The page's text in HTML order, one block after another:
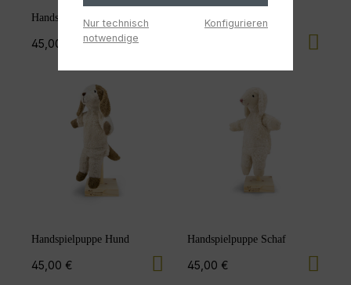
Handspielpuppe Bär
45,00 €
Handspielpuppe Hase
Handspielpuppe Hund
45,00 €
Handspielpuppe Schaf
45,00 €
Nur technisch
notwendige
Konfigurieren